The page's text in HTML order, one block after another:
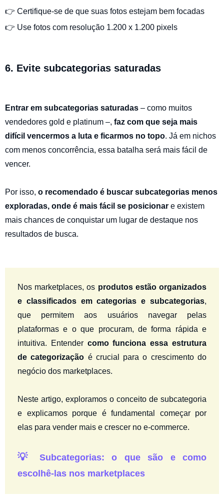
👉 Certifique-se de que suas fotos estejam bem focadas
👉 Use fotos com resolução 1.200 x 1.200 pixels
6. Evite subcategorias saturadas
Entrar em subcategorias saturadas – como muitos
vendedores gold e platinum –, faz com que seja mais
difícil vencermos a luta e ficarmos no topo. Já em nichos
com menos concorrência, essa batalha será mais fácil de
vencer.
Por isso, o recomendado é buscar subcategorias menos
exploradas, onde é mais fácil se posicionar e existem
mais chances de conquistar um lugar de destaque nos
resultados de busca.
Nos marketplaces, os produtos estão organizados
e classificados em categorias e subcategorias,
que permitem aos usuários navegar pelas
plataformas e o que procuram, de forma rápida e
intuitiva. Entender como funciona essa estrutura
de categorização é crucial para o crescimento do
negócio dos marketplaces.
Neste artigo, exploramos o conceito de subcategoria
e explicamos porque é fundamental começar por
elas para vender mais e crescer no e-commerce.
💡
Subcategorias: o que são e como
escolhê-las nos marketplaces